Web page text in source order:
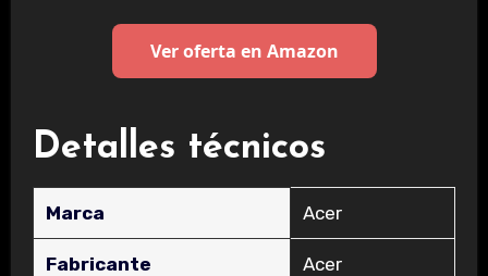
Ver oferta en Amazon
Detalles técnicos
Marca ‎Acer
Fabricante ‎Acer